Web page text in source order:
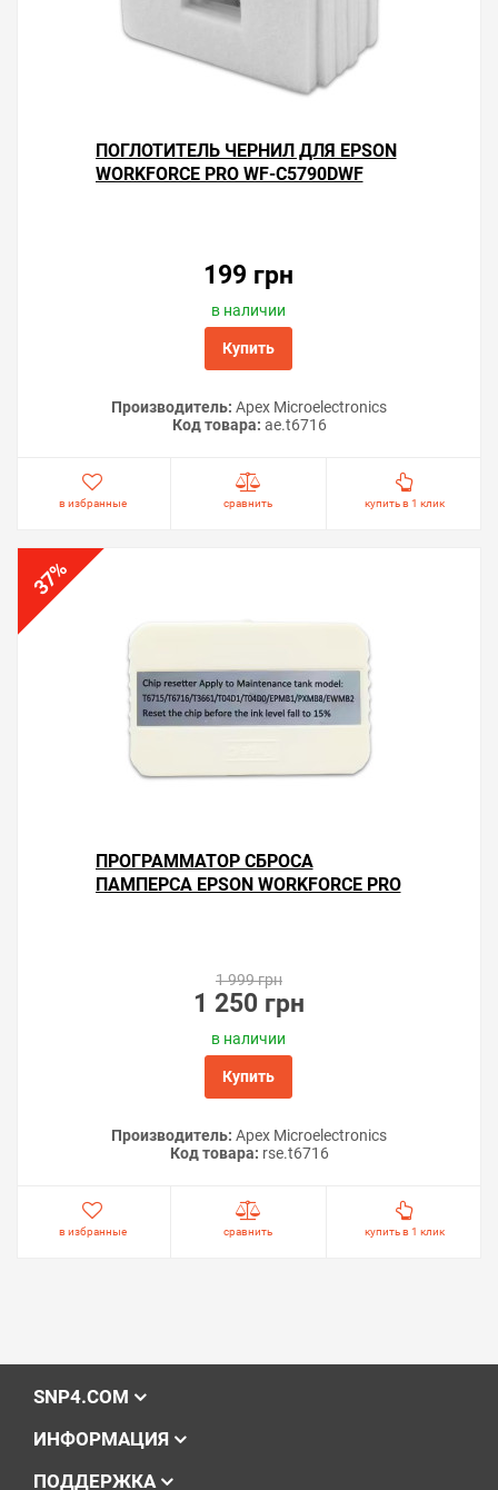
ПОГЛОТИТЕЛЬ ЧЕРНИЛ ДЛЯ EPSON
WORKFORCE PRO WF-C5790DWF
199 грн
в наличии
Купить
Производитель: Apex Microelectronics
Код товара: ae.t6716
в избранные сравнить купить в 1 клик
37
%
ПРОГРАММАТОР СБРОСА
ПАМПЕРСА EPSON WORKFORCE PRO
1 999 грн
1 250 грн
в наличии
Купить
Производитель: Apex Microelectronics
Код товара: rse.t6716
в избранные сравнить купить в 1 клик
SNP4.COM
ИНФОРМАЦИЯ
ПОДДЕРЖКА